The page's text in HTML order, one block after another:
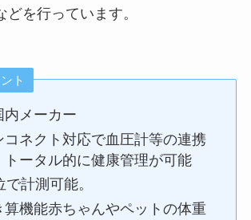
を行っています。
ト
内メーカー
コネクト対応で血圧計等の連携
トータル的に健康管理が可能
計測可能。
算機能赤ちゃんやペットの体重